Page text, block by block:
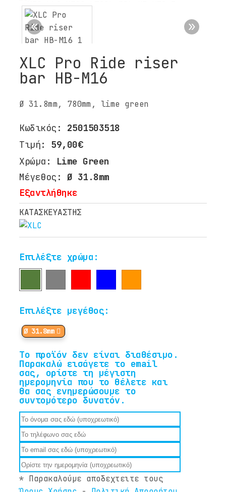
XLC Pro Ride riser
bar HB-M16
Ø 31.8mm, 780mm, lime green
Κωδικός: 2501503518
Τιμή: 59,00€
Χρώμα:
Lime Green
Μέγεθος: Ø 31.8mm
Εξαντλήθηκε
ΚΑΤΑΣΚΕΥΑΣΤΗΣ
Επιλέξτε χρώμα:
Επιλέξτε μεγέθος:
Ø 31.8mm
Το προϊόν δεν είναι διαθέσιμο.
Παρακαλώ εισάγετε το email
σας, ορίστε τη μέγιστη
ημερομηνία που το θέλετε και
θα σας ενημερώσουμε το
συντομότερο δυνατόν.
* Παρακαλούμε αποδεχτειτε τους
ΕΠΙΚΟΙΝΩΝΙΑ